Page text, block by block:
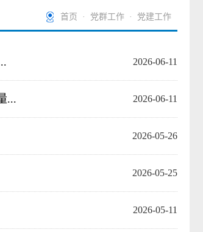
首页 · 党群工作 · 党建工作
2026-06-11
... 2026-06-11
2026-05-26
2026-05-25
2026-05-11